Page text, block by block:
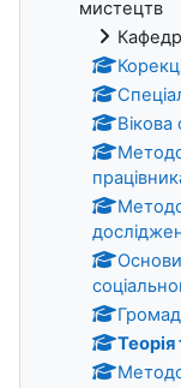
мистецтв
Вікова
Теорія